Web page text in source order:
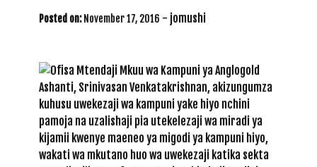
Posted on: November 17, 2016 - jomushi